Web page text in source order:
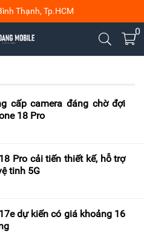
Thạnh, Tp.HCM
0
cấp camera đáng chờ đợi
18 Pro
Pro cải tiến thiết kế, hỗ trợ
tinh 5G
dự kiến có giá khoảng 16